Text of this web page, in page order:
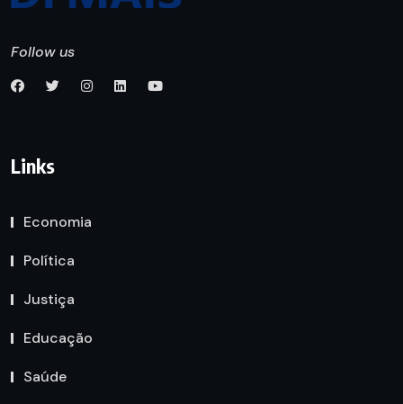
Follow us
Links
Economia
Política
Justiça
Educação
Saúde